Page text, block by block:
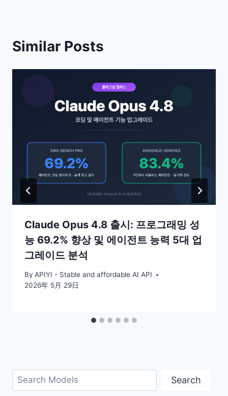
Similar Posts
Claude Opus 4.8 출시: 프로그래밍 성
능 69.2% 향상 및 에이전트 능력 5대 업
그레이드 분석
By APIYI - Stable and affordable AI API
2026年 5月 29日
검
색
Search